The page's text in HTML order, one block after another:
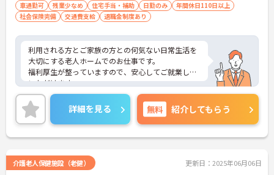
車通勤可 残業少なめ 住宅手当・補助 日勤のみ
年間休日110日以上
社会保険完備
交通費支給 退職金制度あり
利用される方とご家族の方との何気ない日常生活を
大切にする老人ホームでのお仕事です。
福利厚生が整っていますので、安心してご就業して
いただけます。
ご興味ある方には、面接のポイントなど、さらに詳
細をお話致しますのでお気軽にご相談ください。
詳細を見る 無料 紹介してもらう
介護老人保健施設（老健） 更新日：2025年06月06日